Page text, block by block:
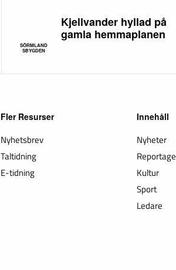
SÖRMLAND
SBYGDEN
Kjellvander hyllad på
gamla hemmaplanen
Fler Resurser
Nyhetsbrev
Taltidning
E-tidning
Innehåll
Nyheter
Reportage
Kultur
Sport
Ledare